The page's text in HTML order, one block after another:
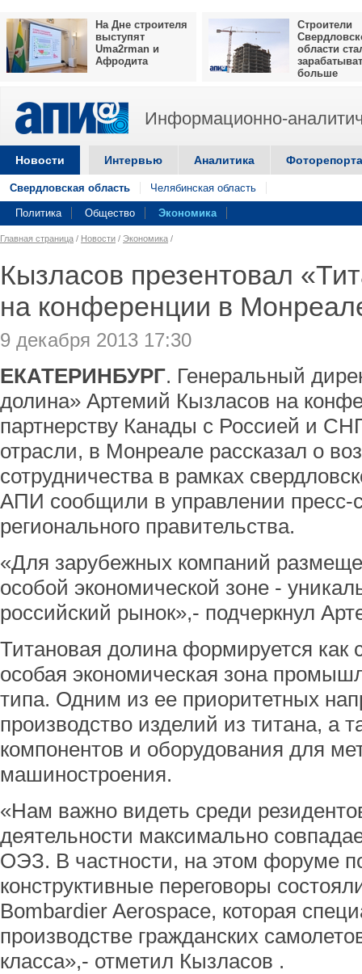
На Дне строителя
выступят
Uma2rman и
Афродита
Строители
области
больше
Информационно-
Новости Интервью Аналитика
Свердловская область Челябинская область
Политика Общество Экономика
Главная страница / Новости / Экономика /
Кызласов презентовал
на конференции в
9 декабря 2013 17:30
ЕКАТЕРИНБУРГ. Генеральный
долина» Артемий Кызласов на
партнерству Канады с Россией и
отрасли, в Монреале рассказал о
сотрудничества в рамках
АПИ сообщили в управлении
регионального правительства.
«Для зарубежных компаний
особой экономической зоне -
российский рынок»,- подчеркнул
Титановая долина формируется как
особая экономическая зона
типа. Одним из ее приоритетных
производство изделий из титана, а
компонентов и оборудования для
машиностроения.
«Нам важно видеть среди
деятельности максимально
ОЭЗ. В частности, на этом форуме
конструктивные переговоры
Bombardier Aerospace, которая
производстве гражданских
класса»,- отметил Кызласов .